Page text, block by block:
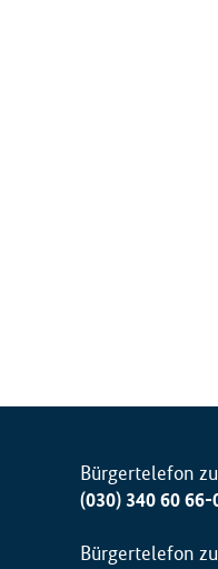
Bürgertelefon
(030) 340 60 66-
Bürgertelefon